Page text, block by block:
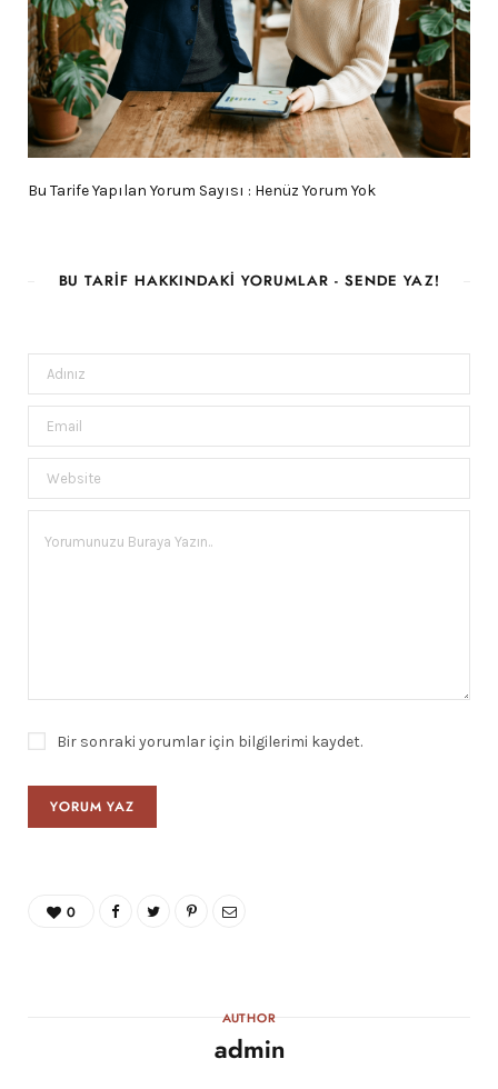
Bu Tarife Yapılan Yorum Sayısı : Henüz Yorum Yok
BU TARIF HAKKINDAKI YORUMLAR - SENDE YAZ!
Bir sonraki yorumlar için bilgilerimi kaydet.
0
AUTHOR
admin